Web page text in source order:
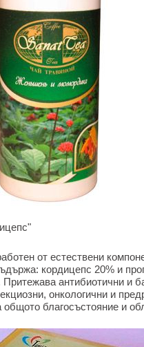
от естествени
кордицепс 20% и
антибиотични и
онкологични и
благосъстояние и